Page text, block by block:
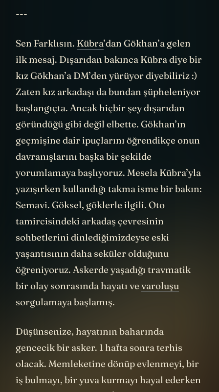
Sen Farklısın.Kübra ’dan Gökhan’a gelen
ilk mesaj. Dışarıdan bakınca Kübra diye bir
kız Gökhan’a DM’den yürüyor diyebiliriz :)
Zaten kız arkadaşı da bundan şüpheleniyor
başlangıçta. Ancak hiçbir şey dışarıdan
göründüğü gibi değil elbette. Gökhan’ın
geçmişine dair ipuçlarını öğrendikçe onun
davranışlarını başka bir şekilde
yorumlamaya başlıyoruz. Mesela Kübra’yla
yazışırken kullandığı takma isme bir bakın:
Semavi. Göksel, göklerle ilgili. Oto
tamircisindeki arkadaş çevresinin
sohbetlerini dinlediğimizdeyse eski
yaşantısının daha seküler olduğunu
öğreniyoruz. Askerde yaşadığı travmatik
bir olay sonrasında hayatı ve
Düşünsenize, hayatının baharında
gencecik bir asker. 1 hafta sonra terhis
olacak. Memleketine dönüp evlenmeyi, bir